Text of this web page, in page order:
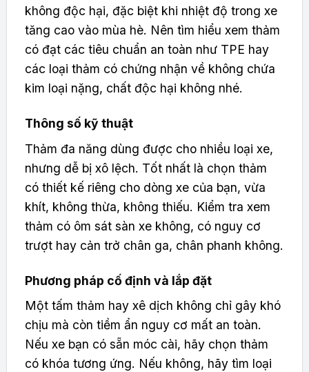
không độc hại, đặc biệt khi nhiệt độ trong xe
tăng cao vào mùa hè. Nên tìm hiểu xem thảm
có đạt các tiêu chuẩn an toàn như TPE hay
các loại thảm có chứng nhận về không chứa
kim loại nặng, chất độc hại không nhé.
Thông số kỹ thuật
Thảm đa năng dùng được cho nhiều loại xe,
nhưng dễ bị xô lệch. Tốt nhất là chọn thảm
có thiết kế riêng cho dòng xe của bạn, vừa
khít, không thừa, không thiếu. Kiểm tra xem
thảm có ôm sát sàn xe không, có nguy cơ
trượt hay cản trở chân ga, chân phanh không.
Phương pháp cố định và lắp đặt
Một tấm thảm hay xê dịch không chỉ gây khó
chịu mà còn tiềm ẩn nguy cơ mất an toàn.
Nếu xe bạn có sẵn móc cài, hãy chọn thảm
có khóa tương ứng. Nếu không, hãy tìm loại